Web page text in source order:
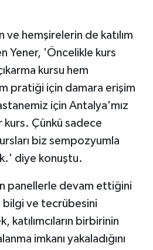
ve hemşirelerin de katılım
Yener, 'Öncelikle kurs
kursu hem
pratiği için damara erişim
için Antalya'mız
kurs. Çünkü sadece
biz sempozyumla
diye konuştu.
panellerle devam ettiğini
bilgi ve tecrübesini
katılımcıların birbirinin
imkanı yakaladığını